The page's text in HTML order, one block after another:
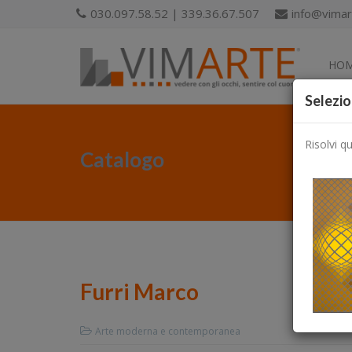
030.097.58.52 | 339.36.67.507
Catalogo
Furri Marco
Arte moderna e contemporanea
Risolvi